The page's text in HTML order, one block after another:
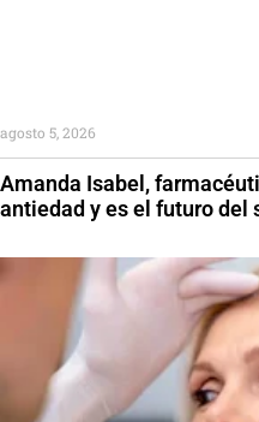
Amanda Isabel,
antiedad y es el futuro del
agosto 5, 2026